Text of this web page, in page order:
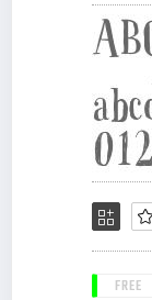
FREE